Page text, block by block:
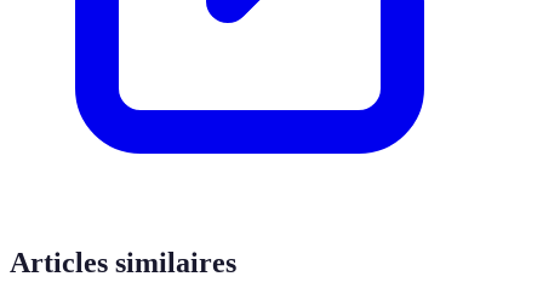
Articles similaires